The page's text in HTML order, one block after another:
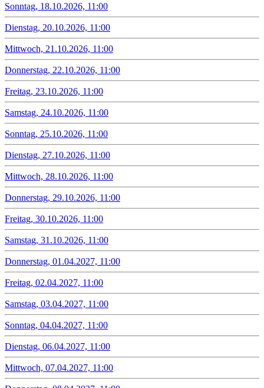
Sonntag, 18.10.2026, 11:00
Dienstag, 20.10.2026, 11:00
Mittwoch, 21.10.2026, 11:00
Donnerstag, 22.10.2026, 11:00
Freitag, 23.10.2026, 11:00
Samstag, 24.10.2026, 11:00
Sonntag, 25.10.2026, 11:00
Dienstag, 27.10.2026, 11:00
Mittwoch, 28.10.2026, 11:00
Donnerstag, 29.10.2026, 11:00
Freitag, 30.10.2026, 11:00
Samstag, 31.10.2026, 11:00
Donnerstag, 01.04.2027, 11:00
Freitag, 02.04.2027, 11:00
Samstag, 03.04.2027, 11:00
Sonntag, 04.04.2027, 11:00
Dienstag, 06.04.2027, 11:00
Mittwoch, 07.04.2027, 11:00